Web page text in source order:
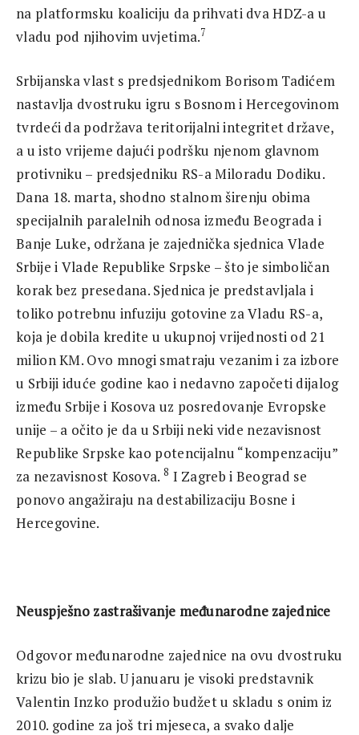
na platformsku koaliciju da prihvati dva HDZ-a u
vladu pod njihovim uvjetima.7
Srbijanska vlast s predsjednikom Borisom Tadićem
nastavlja dvostruku igru s Bosnom i Hercegovinom
tvrdeći da podržava teritorijalni integritet države,
a u isto vrijeme dajući podršku njenom glavnom
protivniku – predsjedniku RS-a Miloradu Dodiku.
Dana 18. marta, shodno stalnom širenju obima
specijalnih paralelnih odnosa između Beograda i
Banje Luke, održana je zajednička sjednica Vlade
Srbije i Vlade Republike Srpske – što je simboličan
korak bez presedana. Sjednica je predstavljala i
toliko potrebnu infuziju gotovine za Vladu RS-a,
koja je dobila kredite u ukupnoj vrijednosti od 21
milion KM. Ovo mnogi smatraju vezanim i za izbore
u Srbiji iduće godine kao i nedavno započeti dijalog
između Srbije i Kosova uz posredovanje Evropske
unije – a očito je da u Srbiji neki vide nezavisnost
Republike Srpske kao potencijalnu “kompenzaciju”
za nezavisnost Kosova. 8 I Zagreb i Beograd se
ponovo angažiraju na destabilizaciju Bosne i
Hercegovine.
Neuspješno zastrašivanje međunarodne zajednice
Odgovor međunarodne zajednice na ovu dvostruku
krizu bio je slab. U januaru je visoki predstavnik
Valentin Inzko produžio budžet u skladu s onim iz
2010. godine za još tri mjeseca, a svako dalje